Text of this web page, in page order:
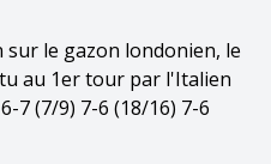
le gazon londonien, le
au 1er tour par l'Italien
7 (7/9) 7-6 (18/16) 7-6